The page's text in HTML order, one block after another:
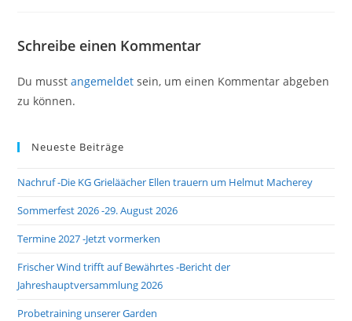
Schreibe einen Kommentar
Du musstangemeldet sein, um einen Kommentar abgeben
zu können.
Neueste Beiträge
Nachruf -Die KG Grieläächer Ellen trauern um Helmut Macherey
Sommerfest 2026 -29. August 2026
Termine 2027 -Jetzt vormerken
Frischer Wind trifft auf Bewährtes -Bericht der
Jahreshauptversammlung 2026
Probetraining unserer Garden